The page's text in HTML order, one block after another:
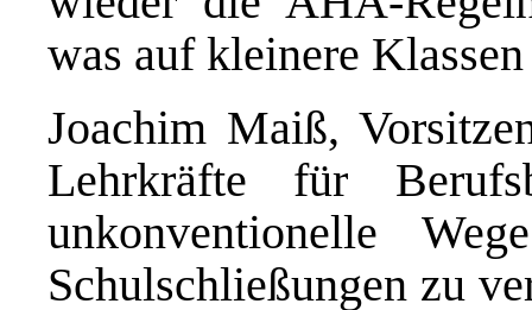
was auf kleinere
Joachim Maiß,
Lehrkräfte für
unkonventionelle
Schulschließungen zu